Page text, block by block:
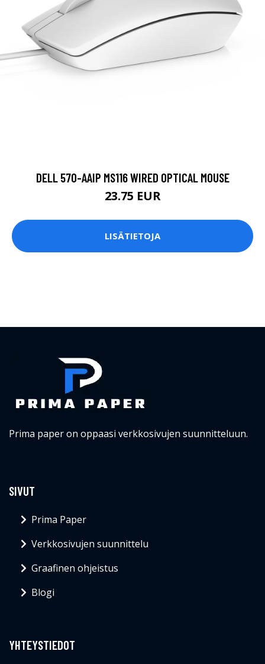
DELL 570-AAIP MS116 WIRED OPTICAL MOUSE
23.75 EUR
LISÄTIETOJA
Prima paper on oppaasi verkkosivujen suunnitteluun.
SIVUT
Prima Paper
Verkkosivujen suunnittelu
Graafinen ohjeistus
Blogi
YHTEYSTIEDOT